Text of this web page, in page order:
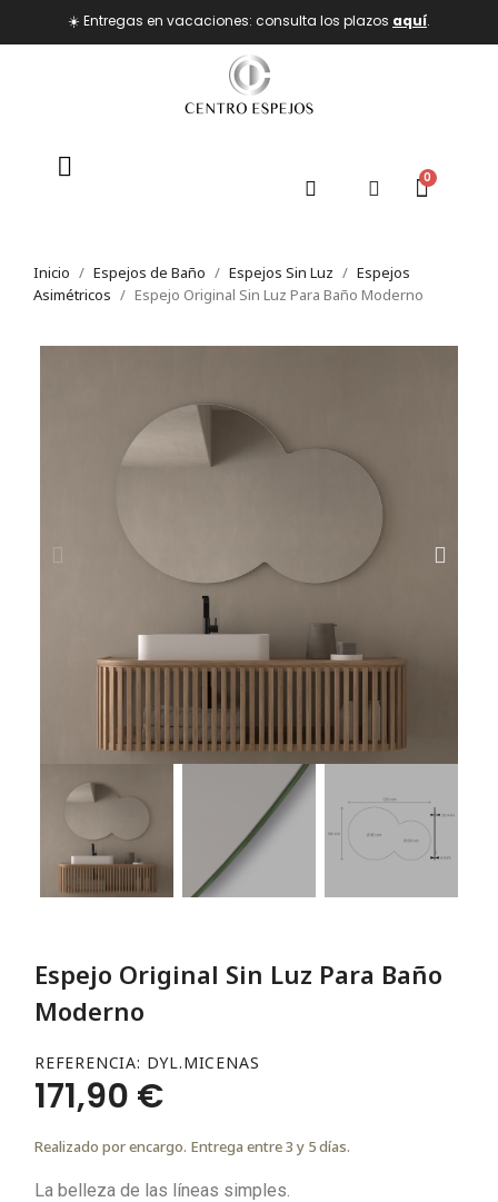
☀️ Entregas en vacaciones: consulta los plazos aquí.
Inicio Espejos de Baño Espejos Sin Luz
Espejos
Asimétricos
Espejo Original Sin Luz Para Baño Moderno
Espejo Original Sin Luz Para Baño
Moderno
REFERENCIA DYL.MICENAS
171,90 €
Realizado por encargo. Entrega entre 3 y 5 días.
La belleza de las líneas simples.